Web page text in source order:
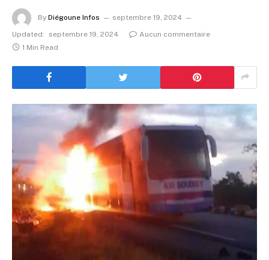
By Diégoune Infos
septembre 19, 2024
Updated:
septembre 19, 2024
Aucun commentaire
1 Min Read